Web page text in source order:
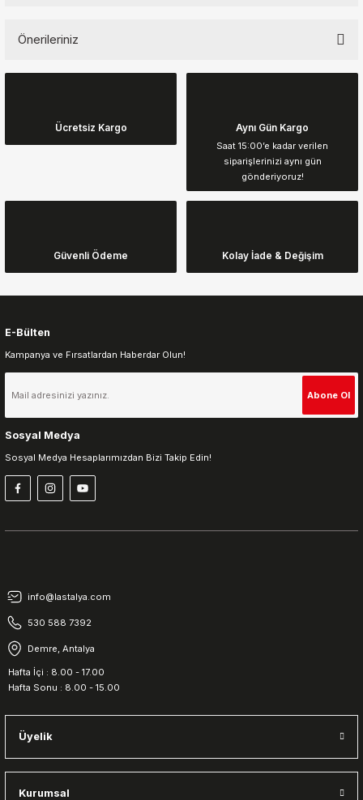
Önerileriniz
Görüş ve önerileriniz için teşekkür ederiz.
Ürün resmi kalitesiz, bozuk veya görüntülenemiyor.
Ürün açıklamasında eksik bilgiler bulunuyor.
Gönder
Ücretsiz Kargo Aynı Gün Kargo
Saat 15:00’e kadar verilen
siparişlerinizi aynı gün
gönderiyoruz!
Güvenli Ödeme Kolay İade & Değişim
E-Bülten
Kampanya ve Fırsatlardan Haberdar Olun!
Abone Ol
Sosyal Medya
Sosyal Medya Hesaplarımızdan Bizi Takip Edin!
info@lastalya.com
530 588 7392
Demre, Antalya
Hafta İçi : 8.00 - 17.00
Hafta Sonu : 8.00 - 15.00
Üyelik
Kurumsal